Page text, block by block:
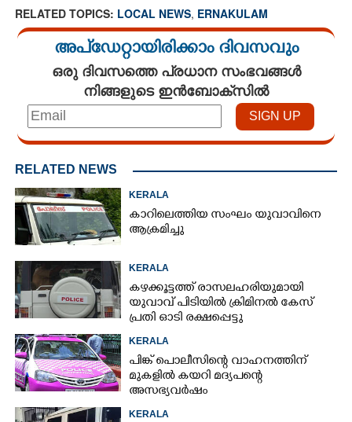
RELATED TOPICS: LOCAL NEWS, ERNAKULAM
അപ്ഡേറ്റായിരിക്കാം ദിവസവും
ഒരു ദിവസത്തെ പ്രധാന സംഭവങ്ങൾ
നിങ്ങളുടെ ഇൻബോക്സിൽ
RELATED NEWS
KERALA
കാറിലെത്തിയ സംഘം യുവാവിനെ
ആക്രമിച്ചു
KERALA
കഴക്കൂട്ടത്ത് രാസലഹരിയുമായി
യുവാവ് പിടിയിൽ ക്രിമിനൽ കേസ്
പ്രതി ഓടി രക്ഷപ്പെട്ടു
KERALA
പിങ്ക് പൊലീസിന്റെ വാഹനത്തിന്
മുകളിൽ കയറി മദ്യപന്റെ
അസഭ്യവ‌ർഷം
KERALA